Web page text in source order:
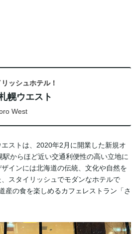
ッシュホテル！
幌ウエスト
West
ストは、2020年2月に開業した新規オ
からほど近い交通利便性の高い立地に
インには北海道の伝統、文化や自然を
スタイリッシュでモダンなホテルで
産の食を楽しめるカフェレストラン「さ